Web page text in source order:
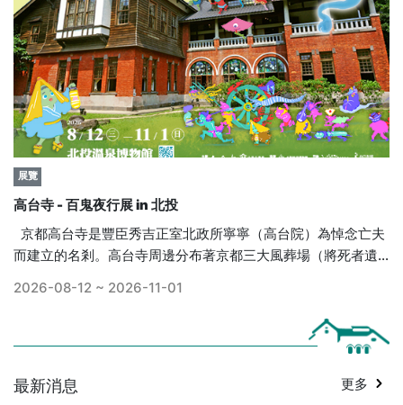
展覽
高台寺 - 百鬼夜行展 in 北投
京都高台寺是豐臣秀吉正室北政所寧寧（高台院）為悼念亡夫
而建立的名剎。高台寺周邊分布著京都三大風葬場（將死者遺
創四百週年起舉辦的「百鬼夜行展」，從此每年夏季都會公開
寺中珍藏的妖怪繪卷與地獄圖，如今已成為點綴京都夏日的重
「寺院」這一特殊場域中被人們觀賞與傳承。遭人棄置的舊器
2026-08-12 ~ 2026-11-01
最新消息 更多